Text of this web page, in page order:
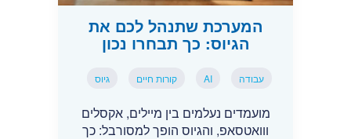
המערכת שתנהל לכם את
הגיוס: כך תבחרו נכון
עבודה AI קורות חיים גיוס
מועמדים נעלמים בין מיילים, אקסלים
ווואטסאפ, והגיוס הופך למסורבל: כך